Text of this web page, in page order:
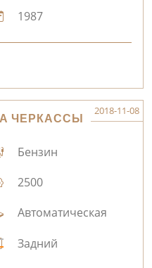
1987
ЧЕРКАССЫ
2018-11-08
Бензин
2500
Автоматическая
Задний